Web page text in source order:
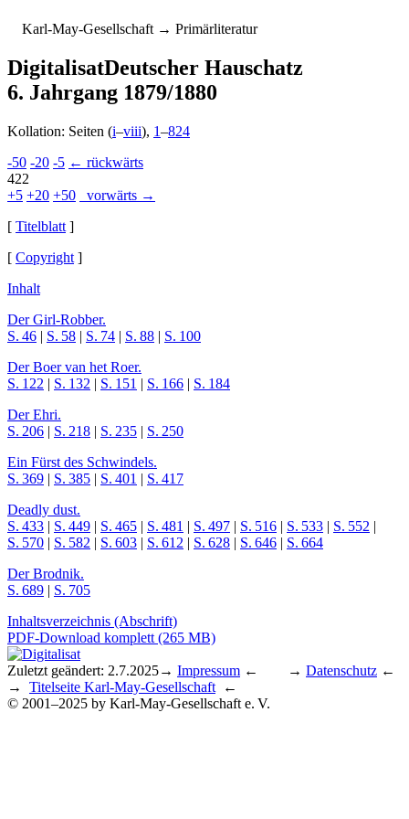
Karl-May-Gesellschaft → Primärliteratur
DigitalisatDeutscher Hauschatz
6. Jahrgang 1879/1880
Kollation: Seiten (i–viii), 1–824
-50 -20 -5 ← rückwärts
422
+5 +20 +50
vorwärts →
[ Titelblatt ]
[ Copyright ]
Inhalt
Der Girl-Robber.
S. 46 | S. 58 | S. 74 | S. 88 | S. 100
Der Boer van het Roer.
S. 122 | S. 132 | S. 151 | S. 166 | S. 184
Der Ehri.
S. 206 | S. 218 | S. 235 | S. 250
Ein Fürst des Schwindels.
S. 369 | S. 385 | S. 401 | S. 417
Deadly dust.
S. 433 | S. 449 | S. 465 | S. 481 | S. 497 | S. 516 | S. 533 | S. 552 |
S. 570 | S. 582 | S. 603 | S. 612 | S. 628 | S. 646 | S. 664
Der Brodnik.
S. 689 | S. 705
Inhaltsverzeichnis (Abschrift)
PDF-Download komplett (265 MB)
Zuletzt geändert: 2.7.2025→ Impressum ← → Datenschutz ←
→ Titelseite Karl-May-Gesellschaft ←
© 2001–2025 by Karl-May-Gesellschaft e. V.